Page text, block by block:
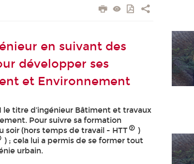
en suivant des
développer ses
et Environnement
le titre d’ingénieur Bâtiment et travaux
Pour suivre sa formation
soir (hors temps de travail - HTT
)
) ; cela lui a permis de se former tout
urbain.